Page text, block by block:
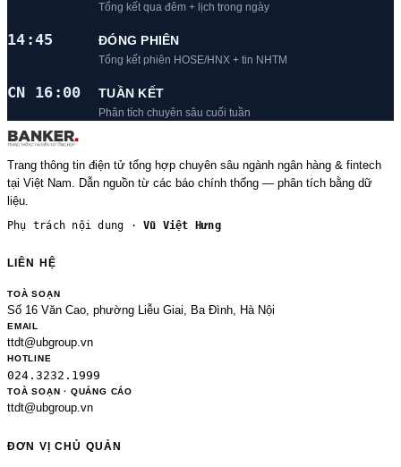
Tổng kết qua đêm + lịch trong ngày
14:45 ĐÓNG PHIÊN
Tổng kết phiên HOSE/HNX + tin NHTM
CN 16:00 TUẦN KẾT
Phân tích chuyên sâu cuối tuần
Trang thông tin điện tử tổng hợp chuyên sâu ngành ngân hàng & fintech
tại Việt Nam. Dẫn nguồn từ các báo chính thống — phân tích bằng dữ
liệu.
Phụ trách nội dung ·Vũ Việt Hưng
LIÊN HỆ
TOÀ SOẠN
Số 16 Văn Cao, phường Liễu Giai, Ba Đình, Hà Nội
EMAIL
ttdt@ubgroup.vn
HOTLINE
024.3232.1999
TOÀ SOẠN · QUẢNG CÁO
ttdt@ubgroup.vn
ĐƠN VỊ CHỦ QUẢN